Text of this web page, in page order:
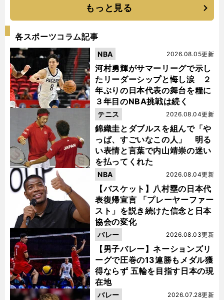
もっと見る
各スポーツコラム記事
河村勇輝がサマーリーグで示し
たリーダーシップと悔し涙 ２
年ぶりの日本代表の舞台を糧に
３年目のNBA挑戦は続く
2026.08.05更新
NBA
錦織圭とダブルスを組んで「や
っぱ、すごいなこの人」 明る
い表情と言葉で内山靖崇の迷い
を払ってくれた
2026.08.04更新
テニス
【バスケット】八村塁の日本代
表復帰宣言 「プレーヤーファー
スト」を説き続けた信念と日本
協会の変化
2026.08.04更新
NBA
【男子バレー】ネーションズリ
ーグで圧巻の13連勝もメダル獲
得ならず 五輪を目指す日本の現
在地
2026.08.03更新
バレー
2026.07.28更新
バレー